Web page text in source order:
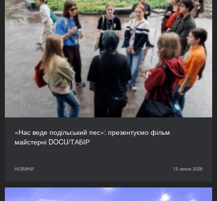
«Нас веде подільський пес»: презентуємо фільм
майстерні DOCU/ТАБІР
НОВИНИ 13 липня 2026